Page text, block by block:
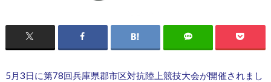
5月3日に第78回兵庫県郡市区対抗陸上競技大会が開催されまし